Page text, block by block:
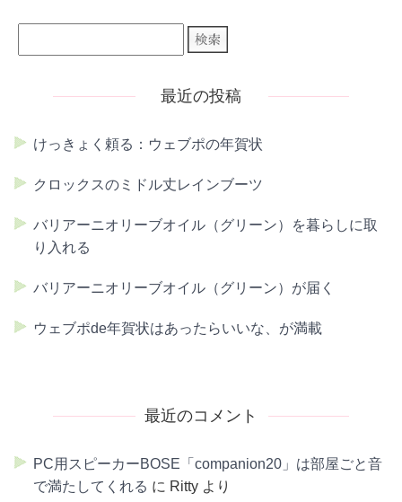
最近の投稿
けっきょく頼る：ウェブポの年賀状
クロックスのミドル丈レインブーツ
バリアーニオリーブオイル（グリーン）を暮らしに取
り入れる
バリアーニオリーブオイル（グリーン）が届く
ウェブポde年賀状はあったらいいな、が満載
最近のコメント
PC用スピーカーBOSE「companion20」は部屋ごと音
で満たしてくれる に Ritty より